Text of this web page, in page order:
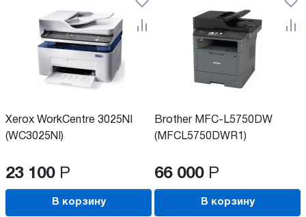
Xerox WorkCentre 3025NI
(WC3025NI)
23 100 Р
В корзину
Brother MFC-L5750DW
(MFCL5750DWR1)
66 000 Р
В корзину